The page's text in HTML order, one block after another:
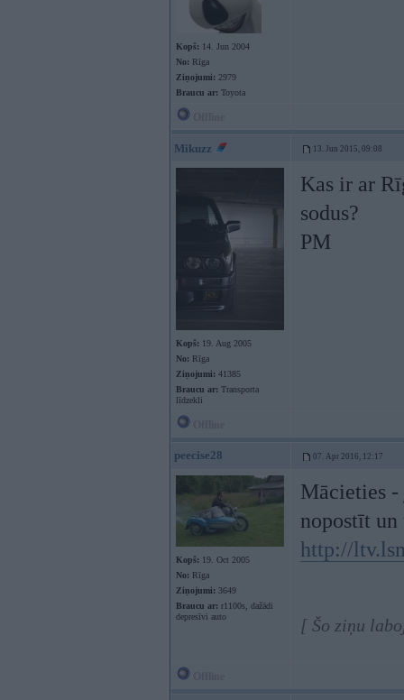
Kopš: 14. Jun 2004
No: Rīga
Ziņojumi: 2979
Braucu ar: Toyota
Mikuzz 13. Jun 2015, 09:08
Kopš: 19. Aug 2005
No: Rīga
Ziņojumi: 41385
Braucu ar: Transporta
līdzekli
Kas ir ar
sodus?
PM
peecise28 07. Apr 2016, 12:17
Kopš: 19. Oct 2005
No: Rīga
Ziņojumi: 3649
Braucu ar: r1100s, dažādi
depresīvi auto
Mācieties -
nopostīt
http://
[ Šo ziņu